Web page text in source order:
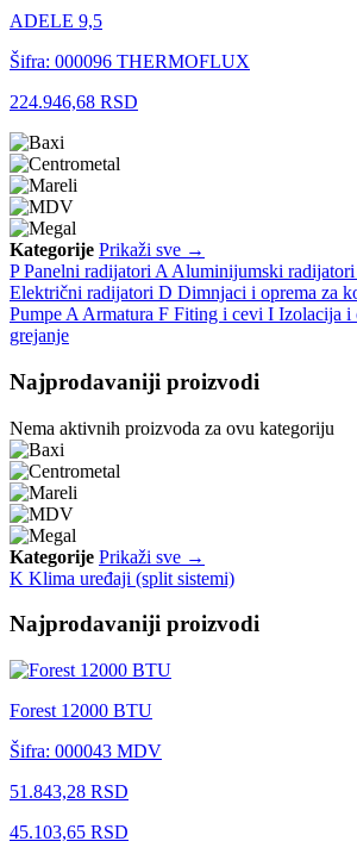
ADELE 9,5
Šifra: 000096 THERMOFLUX
224.946,68 RSD
Kategorije Prikaži sve →
P Panelni radijatori A Aluminijumski radijatori
Električni radijatori D Dimnjaci i oprema za
Pumpe A Armatura F Fiting i cevi I Izolacija i
grejanje
Najprodavaniji proizvodi
Nema aktivnih proizvoda za ovu kategoriju
Kategorije Prikaži sve →
K Klima uređaji (split sistemi)
Najprodavaniji proizvodi
Forest 12000 BTU
Šifra: 000043 MDV
51.843,28 RSD
45.103,65 RSD